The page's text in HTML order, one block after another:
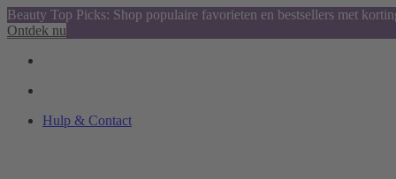
Beauty Top Picks: Shop populaire favorieten en bestsellers met
Ontdek nu
Hulp & Contact